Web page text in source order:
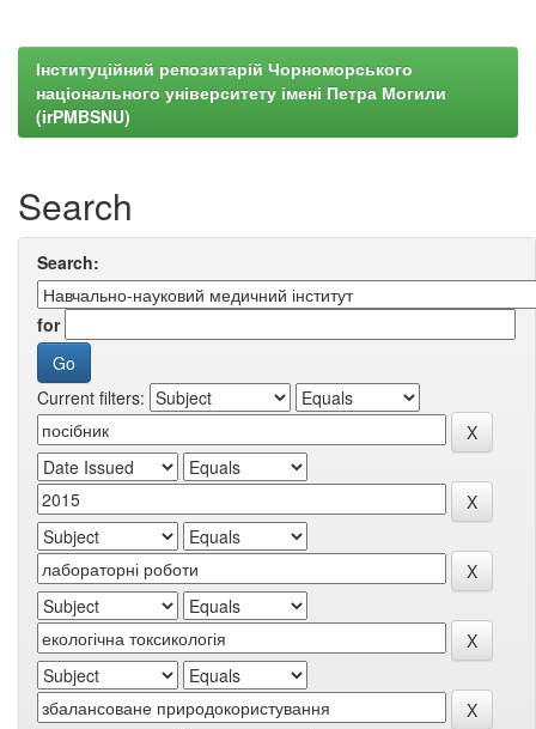
Інституційний репозитарій Чорноморського
національного університету імені Петра Могили
(irPMBSNU)
Search
Search:
for
Current filters: